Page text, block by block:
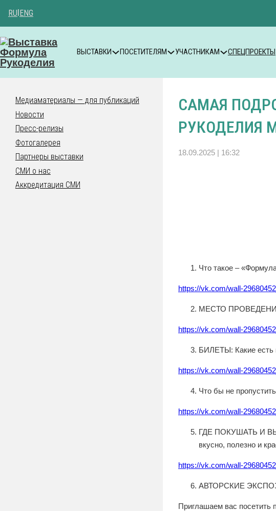
RU ENG
ВЫСТАВКИ ПОСЕТИТЕЛЯМ УЧАСТНИКАМ СПЕЦПРОЕКТЫ
Медиаматериалы — для публикаций
Новости
Пресс-релизы
Фотогалерея
Партнеры выставки
СМИ о нас
Аккредитация СМИ
САМАЯ
РУКОДЕЛИЯ
18.09.2025 | 16:32
Что такое –
https://vk.com/wall-
МЕСТО ПРОВЕДЕНИЯ:
https://vk.com/wall-
БИЛЕТЫ: Какие есть
https://vk.com/wall-
Что бы не
https://vk.com/wall-
ГДЕ ПОКУШАТЬ И
вкусно, полезно и
https://vk.com/wall-
АВТОРСКИЕ
Приглашаем вас посетить